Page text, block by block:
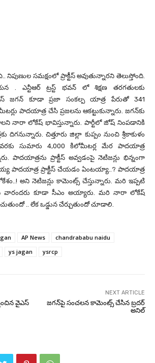
సమక్షంలో ప్రాక్టీస్ అవుతున్నారని తెలుస్తోంది.
ఎన్టీఆర్ ట్రస్ట్ భవన్ లో శిక్షణ తరగతులకు
జగన్ కూడా ప్రజా సంకల్ప యాత్ర పేరుతో 341
పాదయాత్ర చేసి ప్రజలను ఆకట్టుకున్నారు. జగన్‌కు
నారా లోకేష్ భావిస్తున్నారు. పార్టీలో జోష్ నింపడానికి
చిత్తూరు జిల్లా కుప్పం నుంచి శ్రీకాకుళం
సుమారు 4,000 కిలోమీటర్ల మేర పాదయాత్ర
పాదయాత్రను ప్రాక్టీస్ అవ్వడంపై నెటిజన్లు భిన్నంగా
పాదయాత్ర ప్రాక్టీస్ చేయడం ఏంటయ్యా..? పాదయాత్ర
అని నెటిజన్లు కామెంట్స్ చేస్తున్నారు. మరి ఇప్పటి
వారందరు కూడా సీఎం అయ్యారు. మరి నారా లోకేష్
.. లేక ఒడ్డున చేర్చుతుందో చూడాలి.
AP News
chandrababu naidu
ys jagan ysrcp
వైఎస్
NEXT ARTICLE
జగన్‌పై సంచలన కామెంట్స్ చేసిన బ్రదర్
అనిల్